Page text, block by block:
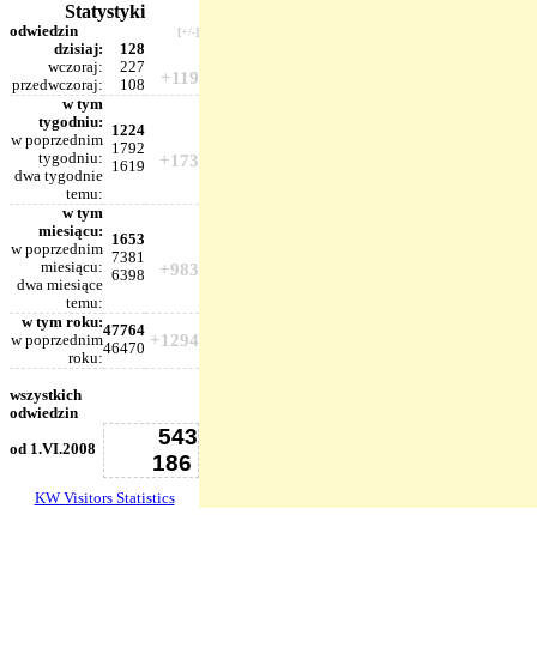
Statystyki
odwiedzin [+/-]
dzisiaj:
wczoraj:
przedwczoraj:
128
227
108
+119
w tym
tygodniu:
w poprzednim
tygodniu:
dwa tygodnie
temu:
1224
1792
1619
+173
w tym
miesiącu:
w poprzednim
miesiącu:
dwa miesiące
temu:
1653
7381
6398
+983
w tym roku:
w poprzednim
roku:
47764
46470 +1294
wszystkich
odwiedzin
od 1.VI.2008
543
186
KW Visitors Statistics